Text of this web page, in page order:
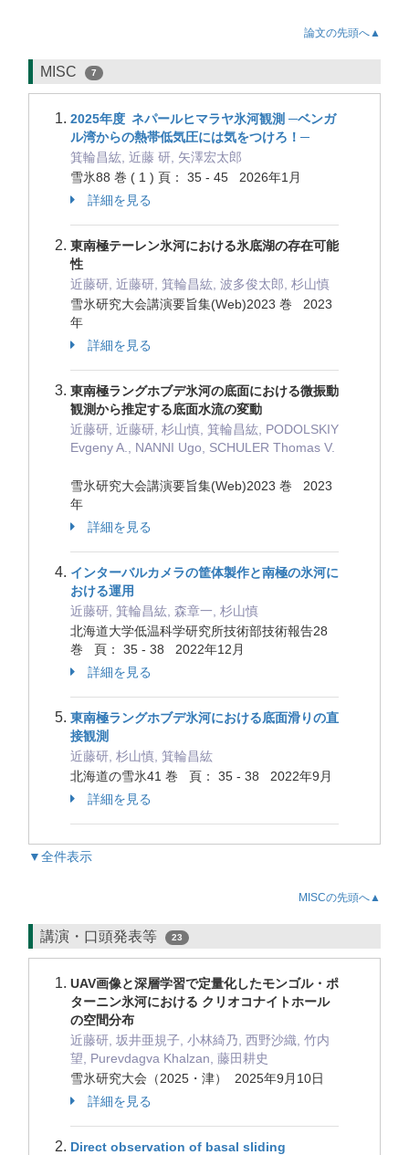
論文の先頭へ▲
MISC 7
2025年度 ネパールヒマラヤ氷河観測 ─ベンガ
ル湾からの熱帯低気圧には気をつけろ！─
箕輪昌紘, 近藤 研, 矢澤宏太郎
雪氷88 巻 ( 1 ) 頁： 35 - 45 2026年1月
詳細を見る
東南極テーレン氷河における氷底湖の存在可能
性
近藤研, 近藤研, 箕輪昌紘, 波多俊太郎, 杉山慎
雪氷研究大会講演要旨集(Web)2023 巻 2023
年
詳細を見る
東南極ラングホブデ氷河の底面における微振動
観測から推定する底面水流の変動
近藤研, 近藤研, 杉山慎, 箕輪昌紘, PODOLSKIY
Evgeny A., NANNI Ugo, SCHULER Thomas V.
雪氷研究大会講演要旨集(Web)2023 巻 2023
年
詳細を見る
インターバルカメラの筐体製作と南極の氷河に
おける運用
近藤研, 箕輪昌紘, 森章一, 杉山慎
北海道大学低温科学研究所技術部技術報告28
巻 頁： 35 - 38 2022年12月
詳細を見る
東南極ラングホブデ氷河における底面滑りの直
接観測
近藤研, 杉山慎, 箕輪昌紘
北海道の雪氷41 巻 頁： 35 - 38 2022年9月
詳細を見る
▼全件表示
MISCの先頭へ▲
講演・口頭発表等 23
UAV画像と深層学習で定量化したモンゴル・ポ
ターニン氷河における クリオコナイトホール
の空間分布
近藤研, 坂井亜規子, 小林綺乃, 西野沙織, 竹内
望, Purevdagva Khalzan, 藤田耕史
雪氷研究大会（2025・津） 2025年9月10日
詳細を見る
Direct observation of basal sliding